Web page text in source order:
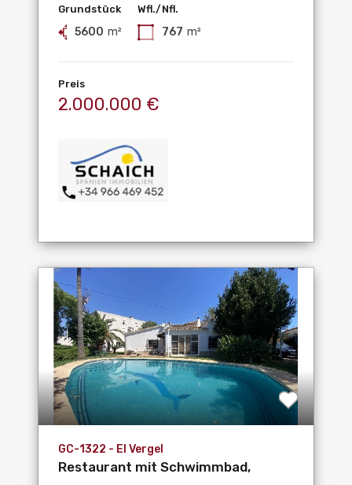
Grundstück
5600 m²
Wfl./Nfl.
767 m²
Preis
2.000.000 €
GC-1322 - El Vergel
Restaurant mit Schwimmbad,